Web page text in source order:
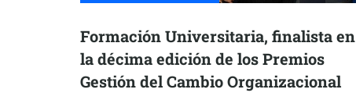
Formación Universitaria, finalista en
la décima edición de los Premios
Gestión del Cambio Organizacional